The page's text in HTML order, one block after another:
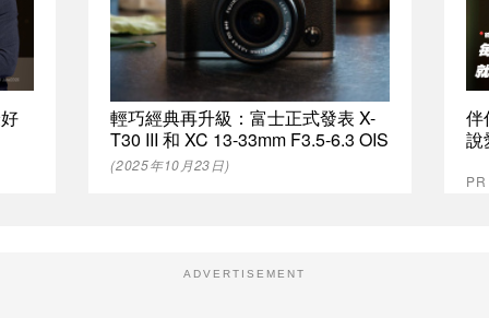
輕巧經典再升級：富士正式發表 X-
T30 III 和 XC 13-33mm F3.5-6.3 OIS
(2025年10月23日)
伴
說
ADVERTISEMENT